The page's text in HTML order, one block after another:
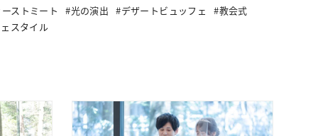
ストミート
光の演出 デザートビュッフェ
教会式
スタイル